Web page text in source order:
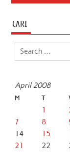
CARI
April 2008
M T
1
7
8
14
15
21
22